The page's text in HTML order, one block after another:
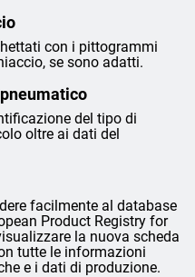
con i pittogrammi
se sono adatti.
del tipo di
oltre ai dati del
facilmente al database
Product Registry for
la nuova scheda
tutte le informazioni
e i dati di produzione.